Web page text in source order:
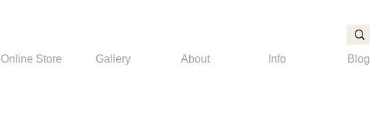
Online Store Gallery About Info Blog